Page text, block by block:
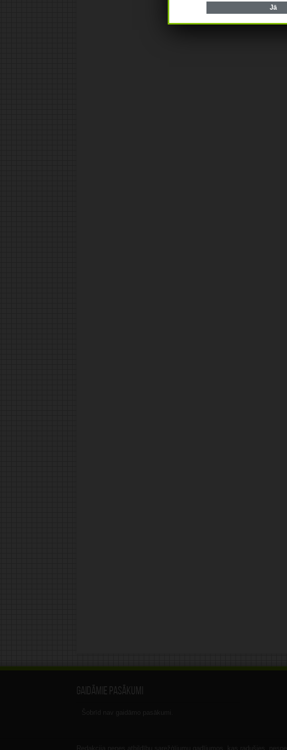
Gaidāmie pasākumi
Šobrīd nav gaidāmo pasākumi.
Redakcija nenes atbildību sarežģījumu gadījumos, kas radušies,
Jā